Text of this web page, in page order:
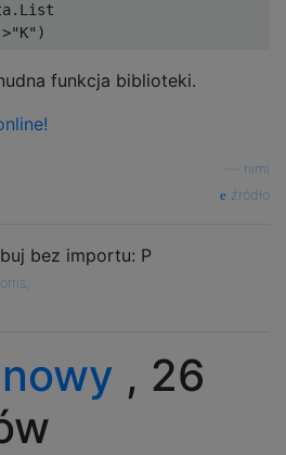
funkcja biblioteki.
nimi
źródło
bez importu: P
, 26